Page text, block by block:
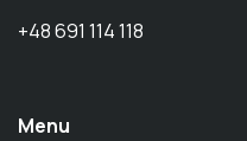
+48 691 114 118
Menu